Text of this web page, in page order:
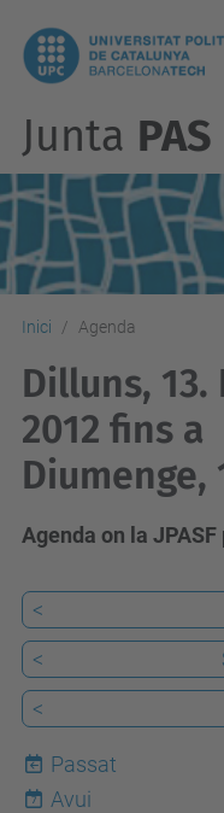
Junta
Inici Agenda
Dilluns, 13.
2012 fins a
Diumenge,
Agenda on la
<
<
<
Passat
7
Avui